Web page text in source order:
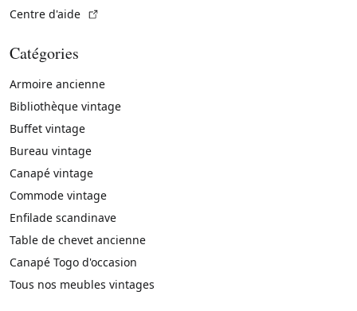
Centre d'aide
Catégories
Armoire ancienne
Bibliothèque vintage
Buffet vintage
Bureau vintage
Canapé vintage
Commode vintage
Enfilade scandinave
Table de chevet ancienne
Canapé Togo d'occasion
Tous nos meubles vintages